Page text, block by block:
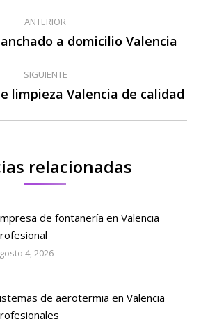
ANTERIOR
Publicación
a domicilio Valencia
SIGUIENTE
Publicación
limpieza Valencia de calidad
relacionadas
de fontanería en Valencia
4, 2026
de aerotermia en Valencia